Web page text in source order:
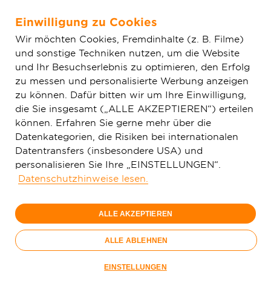
Zum Hauptinhalt springen
Aktuelles
will Liegenschaften an Glasfaser-Netz anschließen
Einwilligung zu Cookies
Wir möchten Cookies, Fremdinhalte (z. B. Filme)
und sonstige Techniken nutzen, um die Website
und Ihr Besuchserlebnis zu optimieren, den Erfolg
zu messen und personalisierte Werbung anzeigen
zu können. Dafür bitten wir um Ihre Einwilligung,
die Sie insgesamt („ALLE AKZEPTIEREN“) erteilen
können. Erfahren Sie gerne mehr über die
Datenkategorien, die Risiken bei internationalen
Datentransfers (insbesondere USA) und
personalisieren Sie Ihre „EINSTELLUNGEN“.
Datenschutzhinweise lesen.
ALLE AKZEPTIEREN
ALLE ABLEHNEN
EINSTELLUNGEN